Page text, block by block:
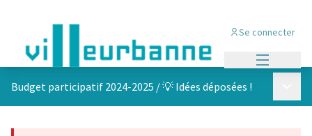
Se connecter
Budget participatif 2024-2025 /💡 Idées déposées !